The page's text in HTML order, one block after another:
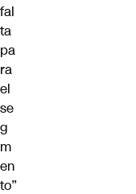
fal
ta
pa
ra
el
se
g
m
en
to”